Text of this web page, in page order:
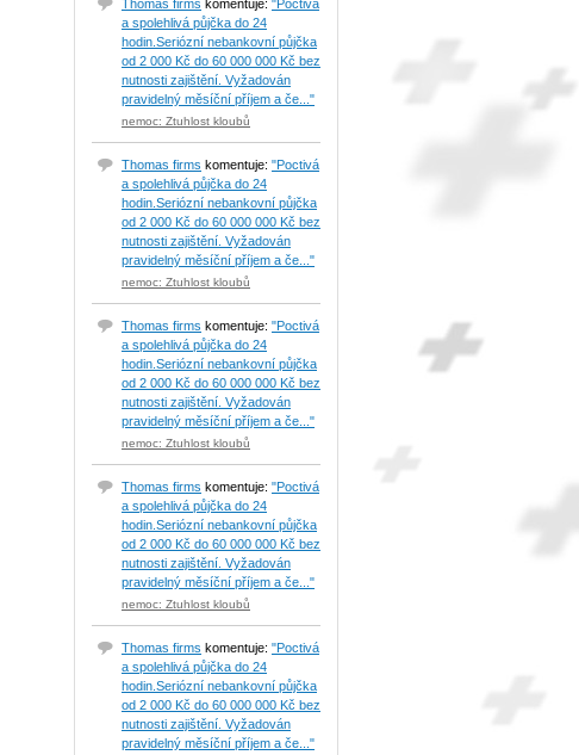
Thomas firms komentuje: "Poctivá
a spolehlivá půjčka do 24
hodin.Seriózní nebankovní půjčka
od 2 000 Kč do 60 000 000 Kč bez
nutnosti zajištění. Vyžadován
pravidelný měsíční příjem a če..."
nemoc: Ztuhlost kloubů
Thomas firms komentuje: "Poctivá
a spolehlivá půjčka do 24
hodin.Seriózní nebankovní půjčka
od 2 000 Kč do 60 000 000 Kč bez
nutnosti zajištění. Vyžadován
pravidelný měsíční příjem a če..."
nemoc: Ztuhlost kloubů
Thomas firms komentuje: "Poctivá
a spolehlivá půjčka do 24
hodin.Seriózní nebankovní půjčka
od 2 000 Kč do 60 000 000 Kč bez
nutnosti zajištění. Vyžadován
pravidelný měsíční příjem a če..."
nemoc: Ztuhlost kloubů
Thomas firms komentuje: "Poctivá
a spolehlivá půjčka do 24
hodin.Seriózní nebankovní půjčka
od 2 000 Kč do 60 000 000 Kč bez
nutnosti zajištění. Vyžadován
pravidelný měsíční příjem a če..."
nemoc: Ztuhlost kloubů
Thomas firms komentuje: "Poctivá
a spolehlivá půjčka do 24
hodin.Seriózní nebankovní půjčka
od 2 000 Kč do 60 000 000 Kč bez
nutnosti zajištění. Vyžadován
pravidelný měsíční příjem a če..."